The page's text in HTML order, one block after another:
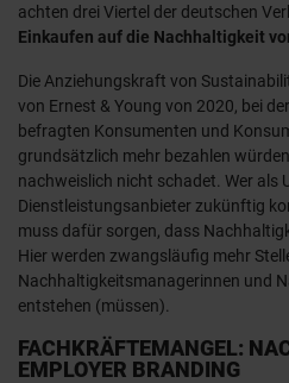
achten drei Viertel der deutschen
Einkaufen auf die Nachhaltigkeit
Die Anziehungskraft von
von Ernest & Young von 2020, bei
befragten Konsumenten und
grundsätzlich mehr bezahlen
nachweislich nicht schadet. Wer als
Dienstleistungsanbieter zukünftig
muss dafür sorgen, dass
Hier werden zwangsläufig mehr
Nachhaltigkeitsmanagerinnen und
entstehen (müssen).
FACHKRÄFTEMANGEL:
EMPLOYER BRANDING